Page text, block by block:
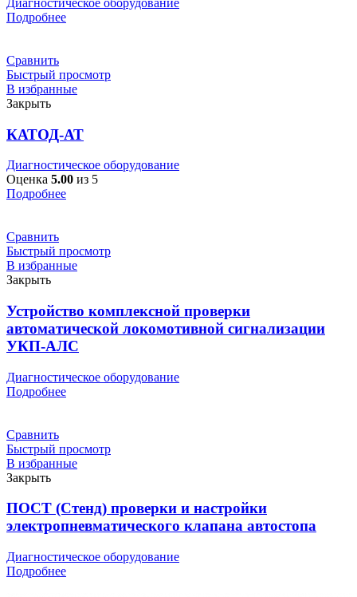
Подробнее
Сравнить
Быстрый просмотр
В избранные
Закрыть
КАТОД-АТ
Диагностическое оборудование
Оценка 5.00 из 5
Подробнее
Сравнить
Быстрый просмотр
В избранные
Закрыть
Устройство комплексной проверки
автоматической локомотивной сигнализации
УКП‑АЛС
Диагностическое оборудование
Подробнее
Сравнить
Быстрый просмотр
В избранные
Закрыть
ПОСТ (Стенд) проверки и настройки
электропневматического клапана автостопа
Диагностическое оборудование
Подробнее